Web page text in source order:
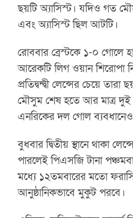
ছয়টি অ্যাসিস্ট। যদিও গত
এবং অ্যাসিস্ট ছিল আটটি।
রোববার ব্রেস্টকে ১-০ গোলে
আরেকটি লিগ ওয়ান শিরোপা
প্রতিদ্বন্দ্বী লেন্সের চেয়ে
মৌসুম শেষ হতে আর মাত্র দুই
এনরিকের দল গোল
বুধবার দ্বিতীয় স্থানে থাকা
পারলেই পিএসজি টানা
মধ্যে ১২তমবারের মতো ফরাসি
আনুষ্ঠানিকভাবে মুকুট পরবে।